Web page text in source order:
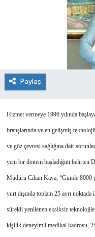
Paylaş
Hizmet vermeye 1996 yılında
branşlarında ve en gelişmiş
ve göz çevresi sağlığına dair
yeni bir dönem başladığını
Müdürü Cihan Kaya, “Günde
yurt dışında toplam 25 ayrı
sürekli yenilenen eksiksiz
kişilik deneyimli medikal kadrosu,